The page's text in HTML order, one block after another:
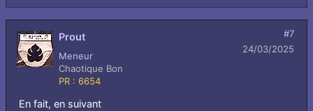
Prout
Meneur
Chaotique Bon
PR : 6654
#7
24/03/2025
En fait, en suivant